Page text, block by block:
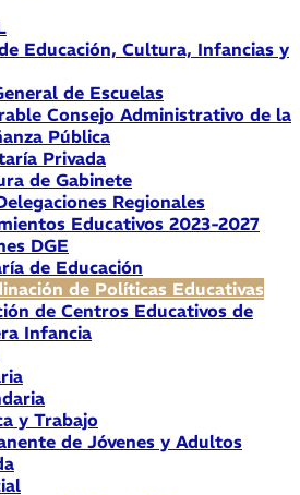
Educación, Cultura, Infancias y
de Escuelas
Consejo Administrativo de la
Pública
Privada
de Gabinete
Regionales
Educativos 2023-2027
DGE
de Educación
de Políticas Educativas
de Centros Educativos de
Infancia
y Trabajo
de Jóvenes y Adultos